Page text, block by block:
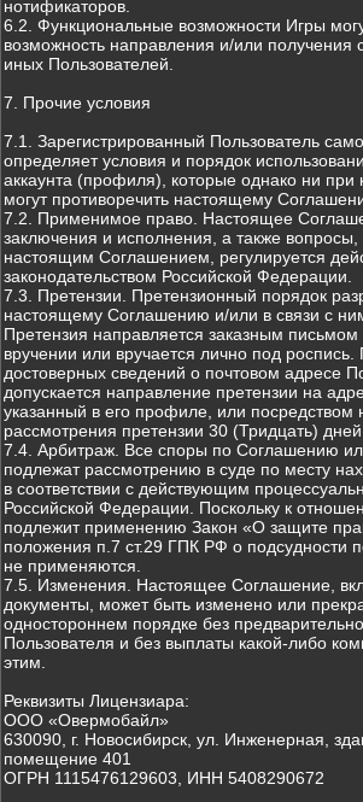
нотификаторов.
6.2. Функциональные возможности Игры
возможность направления и/или получения
иных Пользователей.
7. Прочие условия
7.1. Зарегистрированный Пользователь
определяет условия и порядок
аккаунта (профиля), которые однако ни при
могут противоречить настоящему
7.2. Применимое право. Настоящее
заключения и исполнения, а также
настоящим Соглашением, регулируется
законодательством Российской Федерации.
7.3. Претензии. Претензионный порядок
настоящему Соглашению и/или в связи с
Претензия направляется заказным
вручении или вручается лично под роспись.
достоверных сведений о почтовом адресе
допускается направление претензии на
указанный в его профиле, или посредством
рассмотрения претензии 30 (Тридцать)
7.4. Арбитраж. Все споры по Соглашению
подлежат рассмотрению в суде по месту
в соответствии с действующим
Российской Федерации. Поскольку к
подлежит применению Закон «О защите
положения п.7 ст.29 ГПК РФ о подсудности
не применяются.
7.5. Изменения. Настоящее Соглашение,
документы, может быть изменено или
одностороннем порядке без
Пользователя и без выплаты какой-либо
этим.
Реквизиты Лицензиара:
ООО «Овермобайл»
630090, г. Новосибирск, ул. Инженерная,
помещение 401
ОГРН 1115476129603, ИНН 5408290672